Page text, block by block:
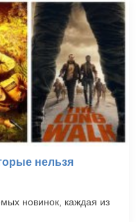
нельзя
новинок, каждая из